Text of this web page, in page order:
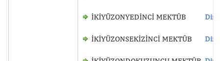
İKİYÜZONYEDİNCİ MEKTÛB
İKİYÜZONSEKİZİNCİ MEKTÛB